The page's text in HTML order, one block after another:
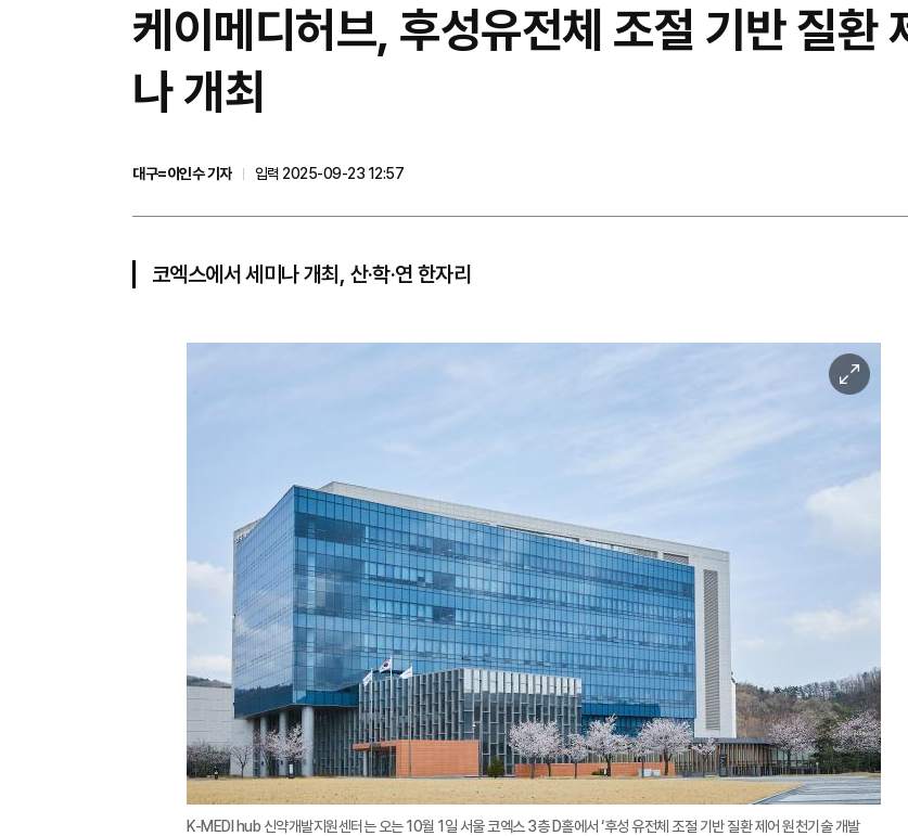
케이메디허브, 후성유전체 조절 기반 질환
나 개최
대구=이인수 기자
입력 2025-09-23 12:57
코엑스에서 세미나 개최, 산·학·연 한자리
이
미
K-MEDI hub 신약개발지원센터는 오는 10월 1일 서울 코엑스 3층 D홀에서 ‘후성 유전체 조절 기반 질환 제어 원천기술 개발